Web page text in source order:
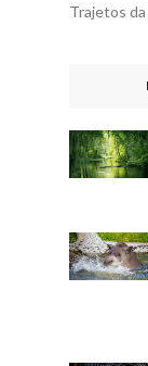
Trajetos